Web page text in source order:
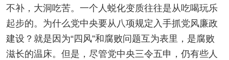
不补，大洞吃苦。一个人蜕化变质往往是从吃喝玩乐
起步的。为什么党中央要从八项规定入手抓党风廉政
建设？就是因为“四风”和腐败问题互为表里，是腐败
滋长的温床。但是，尽管党中央三令五申，仍有些人